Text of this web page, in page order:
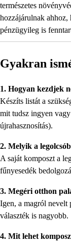
természetes
hozzájárulnak ahhoz,
pénzügyileg is
Gyakran
1. Hogyan kezdjek
Készíts listát a
mit tudsz ingyen
újrahasznosítás).
2. Melyik a
A saját komposzt a
fűnyesedék
3. Megéri otthon
Igen, a magról nevelt
választék is nagyobb.
4. Mit lehet